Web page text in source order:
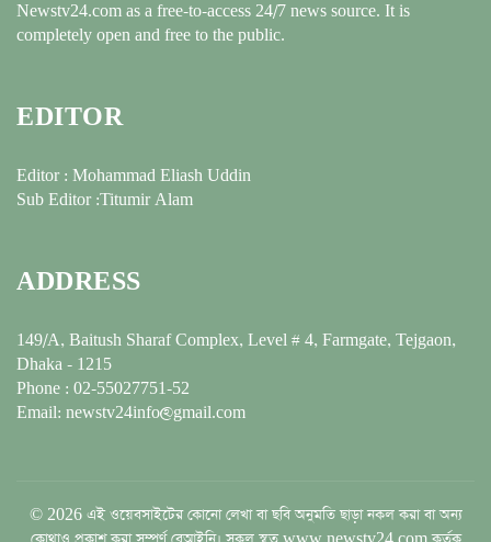
Newstv24.com as a free-to-access 24/7 news source. It is
completely open and free to the public.
EDITOR
Editor : Mohammad Eliash Uddin
Sub Editor :Titumir Alam
ADDRESS
149/A, Baitush Sharaf Complex, Level # 4, Farmgate, Tejgaon,
Dhaka - 1215
Phone : 02-55027751-52
Email: newstv24info@gmail.com
© 2026 এই ওয়েবসাইটের কোনো লেখা বা ছবি অনুমতি ছাড়া নকল করা বা অন্য